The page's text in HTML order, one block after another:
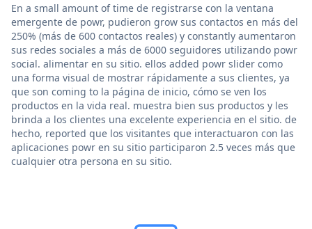
En a small amount of time de registrarse con la ventana
emergente de powr, pudieron grow sus contactos en más del
250% (más de 600 contactos reales) y constantly aumentaron
sus redes sociales a más de 6000 seguidores utilizando powr
social. alimentar en su sitio. ellos added powr slider como
una forma visual de mostrar rápidamente a sus clientes, ya
que son coming to la página de inicio, cómo se ven los
productos en la vida real. muestra bien sus productos y les
brinda a los clientes una excelente experiencia en el sitio. de
hecho, reported que los visitantes que interactuaron con las
aplicaciones powr en su sitio participaron 2.5 veces más que
cualquier otra persona en su sitio.